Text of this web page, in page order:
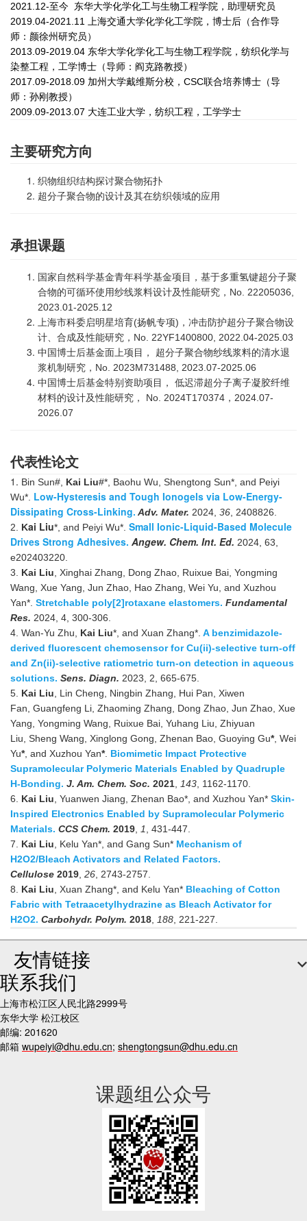
2021.12-至今 东华大学化学化工与生物工程学院，助理研究员
2019.04-2021.11 上海交通大学化学化工学院，博士后（合作导
师：颜徐州研究员）
2013.09-2019.04 东华大学化学化工与生物工程学院，纺织化学与
染整工程，工学博士（导师：阎克路教授）
2017.09-2018.09 加州大学戴维斯分校，CSC联合培养博士（导
师：孙刚教授）
2009.09-2013.07 大连工业大学，纺织工程，工学学士
主要研究方向
织物组织结构探讨聚合物拓扑
超分子聚合物的设计及其在纺织领域的应用
承担课题
国家自然科学基金青年科学基金项目，基于多重氢键超分子聚
合物的可循环使用纱线浆料设计及性能研究， No. 22205036,
2023.01-2025.12
上海市科委启明星培育(扬帆专项)，冲击防护超分子聚合物设
计、合成及性能研究，No. 22YF1400800, 2022.04-2025.03
中国博士后基金面上项目， 超分子聚合物纱线浆料的清水退
浆机制研究，No. 2023M731488, 2023.07-2025.06
中国博士后基金特别资助项目， 低迟滞超分子离子凝胶纤维
材料的设计及性能研究， No. 2024T170374，2024.07-
2026.07
代表性论文
1. Bin Sun#, Kai Liu#*, Baohu Wu, Shengtong Sun*, and Peiyi
Wu*. Low-Hysteresis and Tough Ionogels via Low-Energy-
Dissipating Cross-Linking. Adv. Mater. 2024, 36 , 2408826.
2. Kai Liu*, and Peiyi Wu*. Small Ionic-Liquid-Based Molecule
Drives Strong Adhesives. Angew. Chem. Int. Ed. 2024, 63,
e202403220.
3. Kai Liu , Xinghai Zhang, Dong Zhao, Ruixue Bai, Yongming
Wang, Xue Yang, Jun Zhao, Hao Zhang, Wei Yu, and Xuzhou
Yan*. Stretchable poly[2]rotaxane elastomers. Fundamental
Res. 2024, 4, 300-306.
4. Wan-Yu Zhu, Kai Liu*, and Xuan Zhang*. A benzimidazole-
derived fluorescent chemosensor for Cu(ii)-selective turn-off
and Zn(ii)-selective ratiometric turn-on detection in aqueous
solutions. Sens. Diagn. 2023, 2, 665-675.
5. Kai Liu , Lin Cheng, Ningbin Zhang, Hui Pan, Xiwen
Fan, Guangfeng Li, Zhaoming Zhang, Dong Zhao, Jun Zhao, Xue
Yang, Yongming Wang, Ruixue Bai, Yuhang Liu, Zhiyuan
Liu, Sheng Wang, Xinglong Gong, Zhenan Bao, Guoying Gu*, Wei
Yu*, and Xuzhou Yan*. Biomimetic Impact Protective
Supramolecular Polymeric Materials Enabled by Quadruple
H-Bonding. J. Am. Chem. Soc. 2021 143 , 1162-1170.
6. Kai Liu , Yuanwen Jiang, Zhenan Bao*, and Xuzhou Yan* Skin-
Inspired Electronics Enabled by Supramolecular Polymeric
Materials. CCS Chem. 2019 1
, 431-447.
7. Kai Liu , Kelu Yan*, and Gang Sun* Mechanism of
H2O2/Bleach Activators and Related Factors.
Cellulose 2019 26 , 2743-2757.
8. Kai Liu , Xuan Zhang*, and Kelu Yan* Bleaching of Cotton
Fabric with Tetraacetylhydrazine as Bleach Activator for
H2O2. Carbohydr. Polym. 2018 188 , 221-227.
友情链接
联系我们
上海市松江区人民北路2999号
东华大学 松江校区
邮编: 201620
邮箱 wupeiyi@dhu.edu.cn; shengtongsun@dhu.edu.cn
课题组公众号